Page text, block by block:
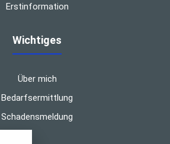
Erstinformation
Wichtiges
Über mich
Bedarfsermittlung
Schadensmeldung